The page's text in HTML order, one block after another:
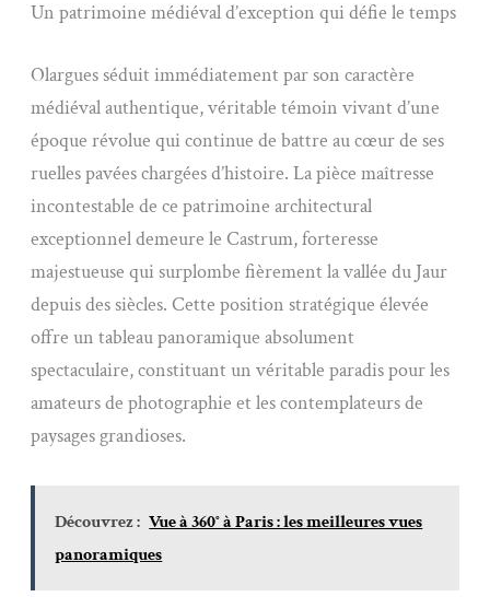
Un patrimoine médiéval d’exception qui défie le temps
Olargues séduit immédiatement par son caractère
médiéval authentique, véritable témoin vivant d’une
époque révolue qui continue de battre au cœur de ses
ruelles pavées chargées d’histoire. La pièce maîtresse
incontestable de ce patrimoine architectural
exceptionnel demeure le Castrum, forteresse
majestueuse qui surplombe fièrement la vallée du Jaur
depuis des siècles. Cette position stratégique élevée
offre un tableau panoramique absolument
spectaculaire, constituant un véritable paradis pour les
amateurs de photographie et les contemplateurs de
paysages grandioses.
Découvrez : Vue à 360° à Paris : les meilleures vues
panoramiques